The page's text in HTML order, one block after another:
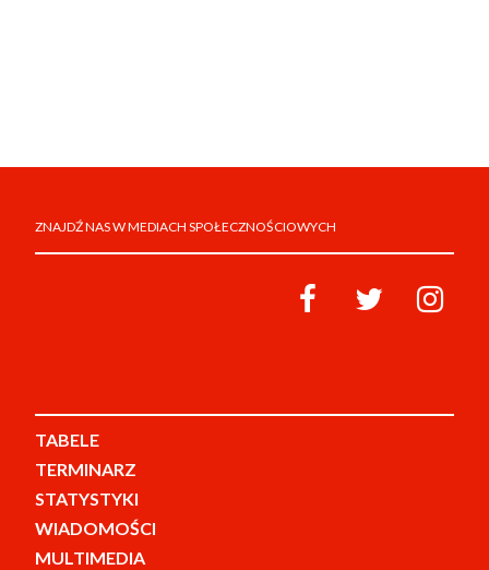
ZNAJDŹ NAS W MEDIACH SPOŁECZNOŚCIOWYCH
TABELE
TERMINARZ
STATYSTYKI
WIADOMOŚCI
MULTIMEDIA